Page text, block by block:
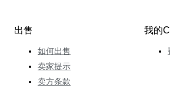
出售
如何出售
卖家提示
卖方条款
我的